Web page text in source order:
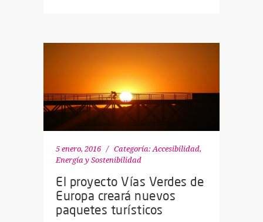
5 enero, 2016 Categoría: Accesibilidad,
Energía y Sostenibilidad
El proyecto Vías Verdes de
Europa creará nuevos
paquetes turísticos